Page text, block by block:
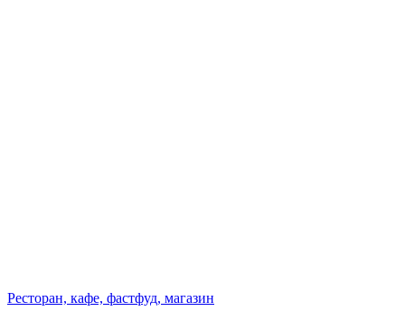
Ресторан, кафе, фастфуд, магазин